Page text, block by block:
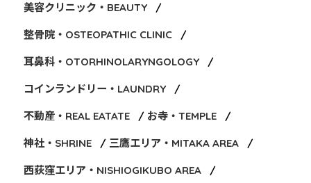
美容クリニック・BEAUTY
整骨院・OSTEOPATHIC CLINIC
耳鼻科・OTORHINOLARYNGOLOGY
コインランドリー・LAUNDRY
不動産・REAL EATATE お寺・TEMPLE
神社・SHRINE 三鷹エリア・MITAKA AREA
西荻窪エリア・NISHIOGIKUBO AREA